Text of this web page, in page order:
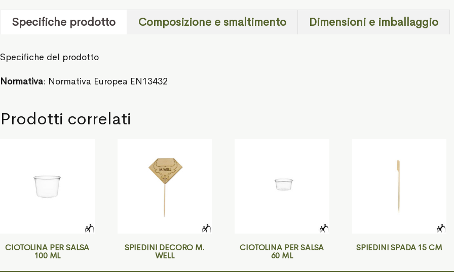
Specifiche prodotto Composizione e smaltimento Dimensioni e imballaggio
Specifiche del prodotto
Normativa: Normativa Europea EN13432
Prodotti correlati
CIOTOLINA PER SALSA
100 ML
SPIEDINI DECORO M.
WELL
CIOTOLINA PER SALSA
60 ML
SPIEDINI SPADA 15 CM